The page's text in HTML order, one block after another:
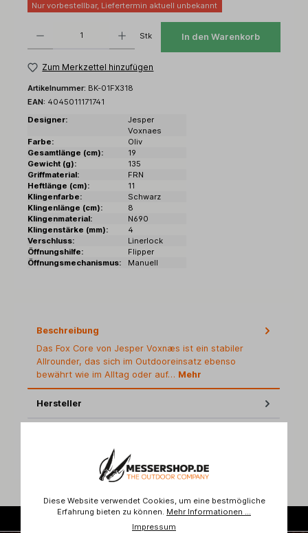
Nur vorbestellbar, Liefertermin aktuell unbekannt
Stk In den Warenkorb
Zum Merkzettel hinzufügen
Artikelnummer: BK-01FX318
EAN: 4045011171741
Designer:
Jesper
Voxnaes
Farbe:
Oliv
Gesamtlänge (cm):
19
Gewicht (g):
135
Griffmaterial:
FRN
Heftlänge (cm):
11
Klingenfarbe:
Schwarz
Klingenlänge (cm):
8
Klingenmaterial:
N690
Klingenstärke (mm):
4
Verschluss:
Linerlock
Öffnungshilfe:
Flipper
Öffnungsmechanismus:
Manuell
Beschreibung
Das Fox Core von Jesper Voxnæs ist ein stabiler
Allrounder, das sich im Outdooreinsatz ebenso
bewährt wie im Alltag oder auf… Mehr
Hersteller
Kostenloser Versand ab 50 Euro
Diese Website verwendet Cookies, um eine bestmögliche
Erfahrung bieten zu können. Mehr Informationen ...
Impressum